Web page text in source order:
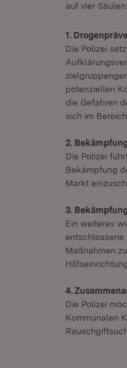
auf vier Säulen:
1.
Die Polizei
potenziellen
die Gefahren
sich im
2.
Die Polizei
Bekämpfung
Markt
3.
Ein weiteres
entschlossene
Maßnahmen
4.
Die Polizei
Kommunalen